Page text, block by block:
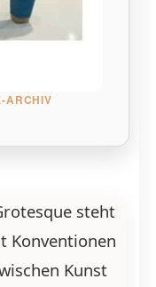
ARCHIV
steht
Konventionen
Kunst